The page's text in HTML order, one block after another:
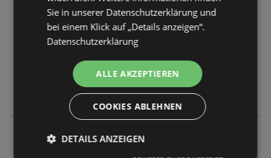
Geschlossen
Montag - Samstag
08:00-21:00 Uhr
EDEKA Center Wildeshausen
Sie in unserer Datenschutzerklärung und
bei einem Klick auf „Details anzeigen“.
Datenschutzerklärung
ALLE AKZEPTIEREN
COOKIES ABLEHNEN
DETAILS ANZEIGEN